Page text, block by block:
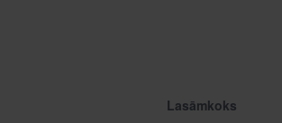
Lasāmkoks